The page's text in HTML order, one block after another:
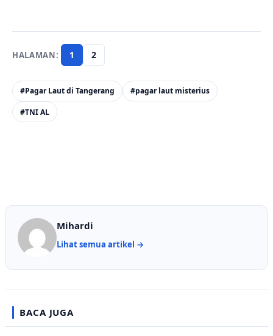
1 2
#Pagar Laut di Tangerang #pagar laut misterius
#TNI AL
Mihardi
Lihat semua artikel →
BACA JUGA